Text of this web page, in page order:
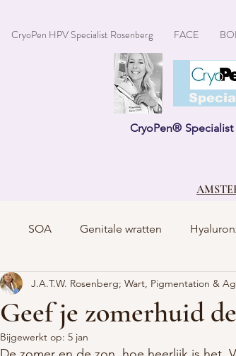
CryoPen HPV Specialist Rosenberg FACE
CryoPen®
SOA Genitale wratten
Geef je zomerhuid
J.A.T.W. Rosenberg; Wart, Pigmentation &
Bijgewerkt op: 5 jan